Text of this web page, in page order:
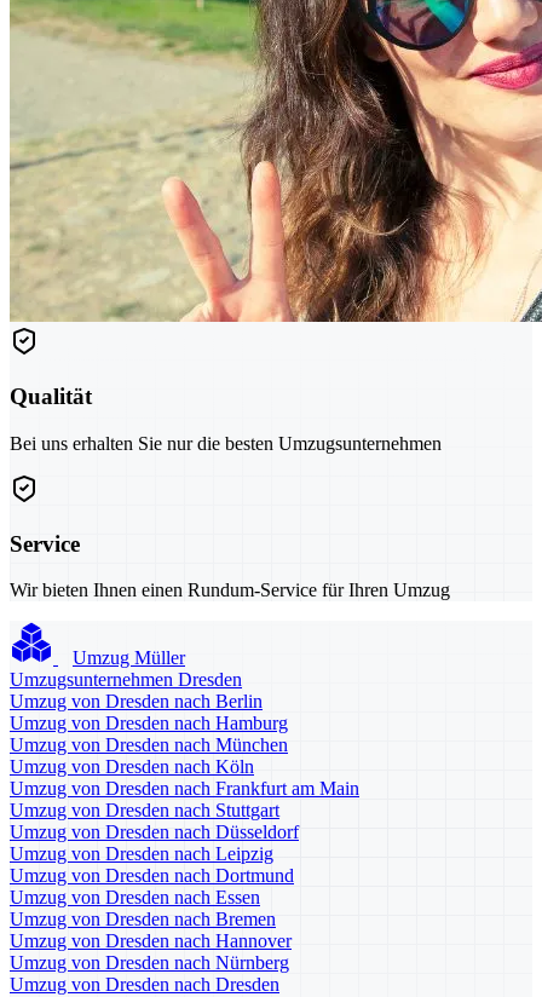
Qualität
Bei uns erhalten Sie nur die besten Umzugsunternehmen
Service
Wir bieten Ihnen einen Rundum-Service für Ihren Umzug
Umzug Müller
Umzugsunternehmen Dresden
Umzug von Dresden nach Berlin
Umzug von Dresden nach Hamburg
Umzug von Dresden nach München
Umzug von Dresden nach Köln
Umzug von Dresden nach Frankfurt am Main
Umzug von Dresden nach Stuttgart
Umzug von Dresden nach Düsseldorf
Umzug von Dresden nach Leipzig
Umzug von Dresden nach Dortmund
Umzug von Dresden nach Essen
Umzug von Dresden nach Bremen
Umzug von Dresden nach Hannover
Umzug von Dresden nach Nürnberg
Umzug von Dresden nach Dresden